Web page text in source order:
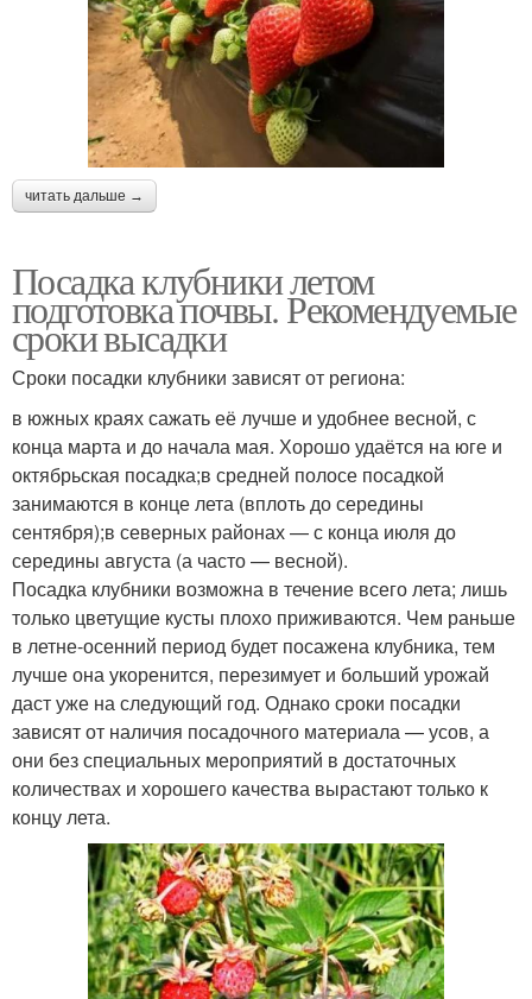
читать дальше →
Посадка клубники летом
подготовка почвы. Рекомендуемые
сроки высадки
Сроки посадки клубники зависят от региона:
в южных краях сажать её лучше и удобнее весной, с
конца марта и до начала мая. Хорошо удаётся на юге и
октябрьская посадка;в средней полосе посадкой
занимаются в конце лета (вплоть до середины
сентября);в северных районах — с конца июля до
середины августа (а часто — весной).
Посадка клубники возможна в течение всего лета; лишь
только цветущие кусты плохо приживаются. Чем раньше
в летне-осенний период будет посажена клубника, тем
лучше она укоренится, перезимует и больший урожай
даст уже на следующий год. Однако сроки посадки
зависят от наличия посадочного материала — усов, а
они без специальных мероприятий в достаточных
количествах и хорошего качества вырастают только к
концу лета.